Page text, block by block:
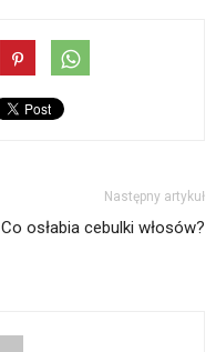
Następny artykuł
Co osłabia cebulki włosów?